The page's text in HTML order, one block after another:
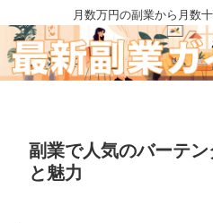
月数万円の副業から月数
副業で人気のバーテ
と魅力